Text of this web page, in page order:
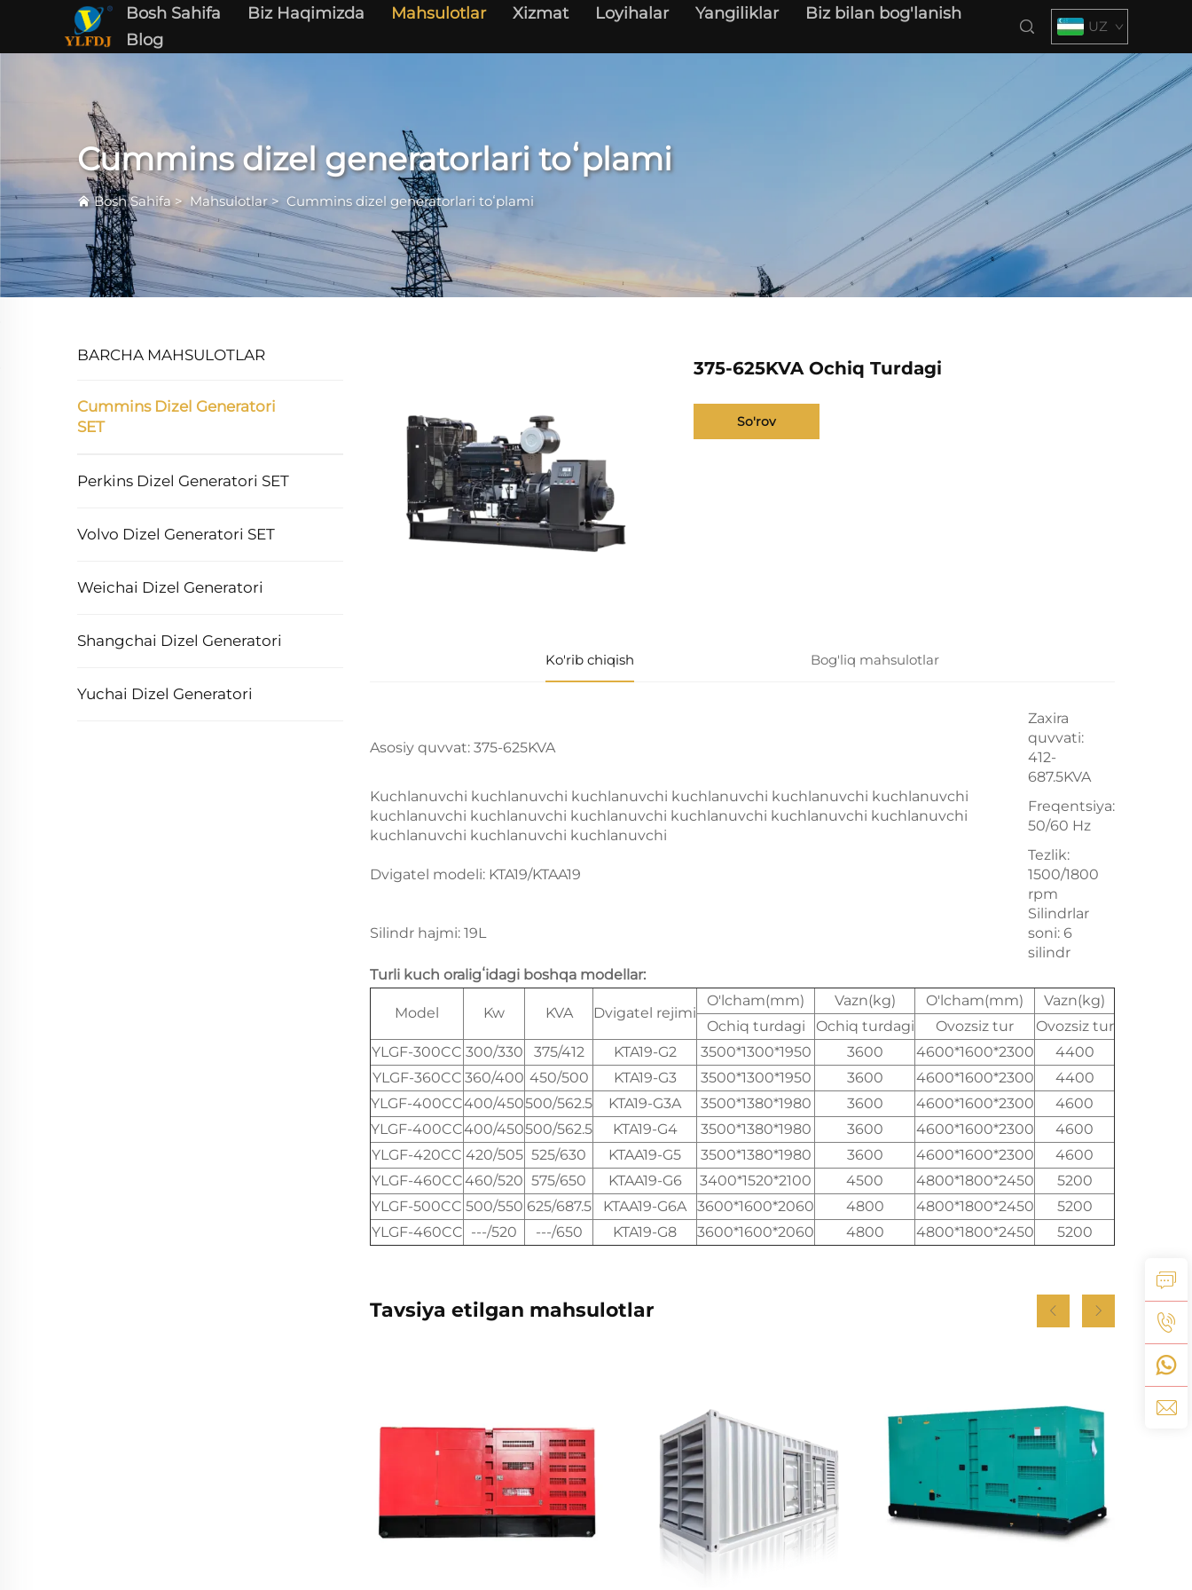
Bosh Sahifa Biz Haqimizda Mahsulotlar Xizmat Loyihalar Yangiliklar
Biz bilan bog'lanish
Blog
UZ
Cummins dizel generatorlari toʻplami
Bosh Sahifa> Mahsulotlar> Cummins dizel generatorlari toʻplami
BARCHA MAHSULOTLAR
Cummins Dizel Generatori
SET
Perkins Dizel Generatori SET
Volvo Dizel Generatori SET
Weichai Dizel Generatori
Shangchai Dizel Generatori
Yuchai Dizel Generatori
375-625KVA Ochiq Turdagi
So'rov
Ko'rib chiqish Bog'liq mahsulotlar
Asosiy quvvat: 375-625KVA
Zaxira
quvvati:
412-
687.5KVA
Kuchlanuvchi kuchlanuvchi kuchlanuvchi kuchlanuvchi kuchlanuvchi kuchlanuvchi
kuchlanuvchi kuchlanuvchi kuchlanuvchi kuchlanuvchi kuchlanuvchi kuchlanuvchi
kuchlanuvchi kuchlanuvchi kuchlanuvchi
Freqentsiya:
50/60 Hz
Dvigatel modeli: KTA19/KTAA19
Tezlik:
1500/1800
rpm
Silindr hajmi: 19L
Silindrlar
soni: 6
silindr
Turli kuch oraligʻidagi boshqa modellar:
Model Kw KVA Dvigatel rejimi
O'lcham(mm) Vazn(kg) O'lcham(mm)
Vazn(kg)
Ochiq turdagi
Ochiq turdagi Ovozsiz tur
Ovozsiz tur
YLGF-300CC 300/330 375/412 KTA19-G2 3500*1300*1950 3600 4600*1600*2300
4400
YLGF-360CC 360/400 450/500 KTA19-G3 3500*1300*1950 3600 4600*1600*2300
4400
YLGF-400CC400/450500/562.5 KTA19-G3A 3500*1380*1980 3600 4600*1600*2300
4600
YLGF-400CC400/450500/562.5 KTA19-G4 3500*1380*1980 3600 4600*1600*2300
4600
YLGF-420CC 420/505 525/630 KTAA19-G5 3500*1380*1980 3600 4600*1600*2300
4600
YLGF-460CC460/520 575/650 KTAA19-G6 3400*1520*2100 4500 4800*1800*2450
5200
YLGF-500CC 500/550 625/687.5 KTAA19-G6A 3600*1600*2060 4800 4800*1800*2450
5200
YLGF-460CC ---/520 ---/650 KTA19-G8 3600*1600*2060 4800 4800*1800*2450 5200
Tavsiya etilgan mahsulotlar